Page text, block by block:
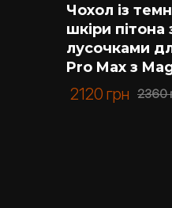
Ми цінуємо
приємно.
Чохол із
шкіри
лусочками
Pro Max з
2360
2120 грн